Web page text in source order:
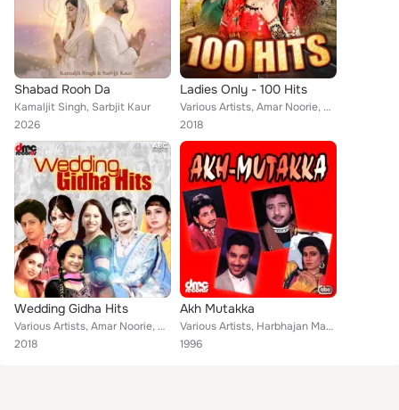
Shabad Rooh Da
Kamaljit Singh, Sarbjit Kaur
2026
Ladies Only - 100 Hits
Various Artists, Amar Noorie, Suman Datta, Sukhwant Sukhi, Amrita Virk, Sarbjit Kokewali, Miss Pooja, Sapna Avasthi, Satwinder B...
2018
Wedding Gidha Hits
Various Artists, Amar Noorie, Maninder Dheol, Amar Noori, Jagmohan Kaur, Miss Pooja, Amrita Virk, Sarbjit Kokewali, Satwinder Bi...
2018
Akh Mutakka
Various Artists, Harbhajan Mann, Amar Noorie, Palvinder Dhami, Sardool Sikander, Sarbjit Kaur, Gurdas Maan, Davinder Khanewala, ...
1996